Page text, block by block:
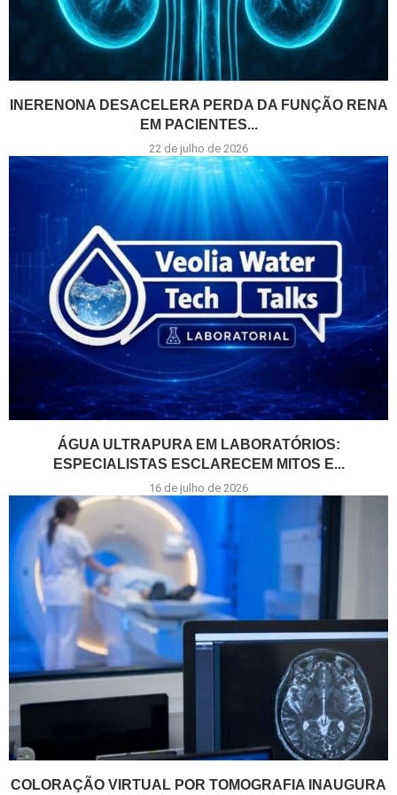
FINERENONA DESACELERA PERDA DA FUNÇÃO RENAL
EM PACIENTES...
22 de julho de 2026
ÁGUA ULTRAPURA EM LABORATÓRIOS:
ESPECIALISTAS ESCLARECEM MITOS E...
16 de julho de 2026
COLORAÇÃO VIRTUAL POR TOMOGRAFIA INAUGURA